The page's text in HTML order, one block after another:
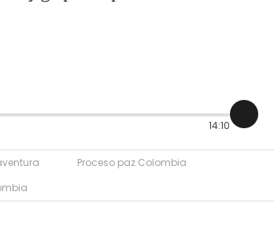
14:10
Proceso paz Colombia